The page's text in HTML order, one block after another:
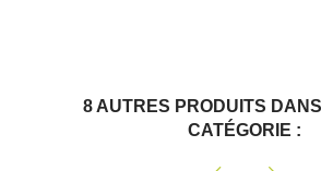
8 AUTRES PRODUITS
CATÉGORIE :